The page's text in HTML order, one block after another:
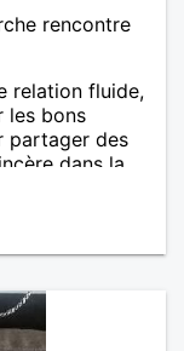
rencontre
relation fluide,
les bons
partager des
dans la